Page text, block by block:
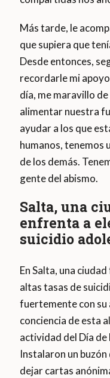
Más tarde, le
que supiera que
Desde entonces,
recordarle mi
día, me maravillo
alimentar nuestra
ayudar a los que
humanos, tenemos
de los demás.
gente del abismo.
Salta, una
enfrenta a
suicidio
En Salta, una
altas tasas de
fuertemente con
conciencia de esta
actividad del Día de
Instalaron un
dejar cartas